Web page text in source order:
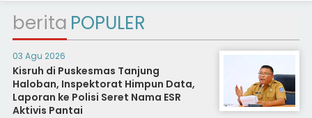
berita POPULER
03 Agu 2026
Kisruh di Puskesmas Tanjung
Haloban, Inspektorat Himpun Data,
Laporan ke Polisi Seret Nama ESR
Aktivis Pantai